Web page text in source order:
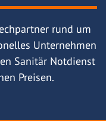
rund um
Unternehmen
Sanitär Notdienst
Preisen.